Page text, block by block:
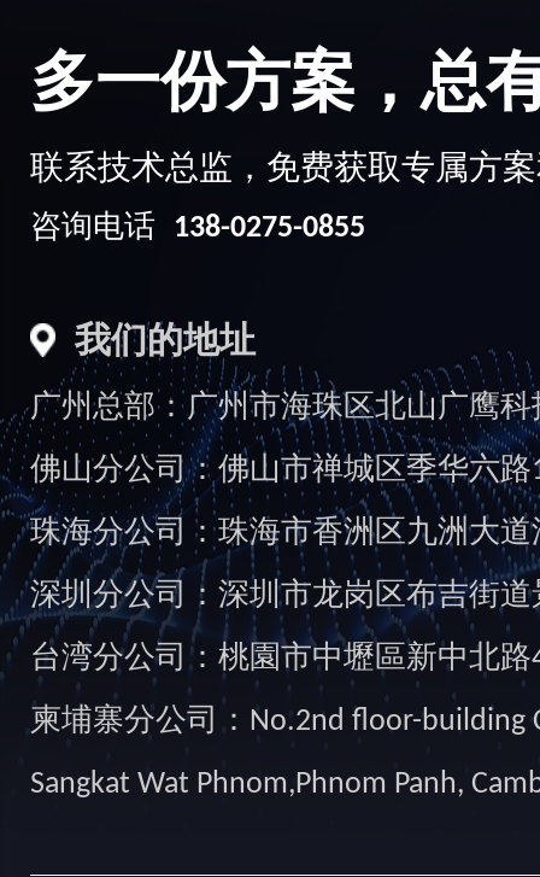
多一份方案，总
联系技术总监，免费获取专属方
咨询电话 138-0275-0855
我们的地址
广州总部：广州市海珠区北山广鹰科
佛山分公司：佛山市禅城区季华六路
珠海分公司：珠海市香洲区九洲大道
深圳分公司：深圳市龙岗区布吉街
台湾分公司：桃園市中壢區新中北路
柬埔寨分公司：No.2nd floor-building
Sangkat Wat Phnom,Phnom Panh,